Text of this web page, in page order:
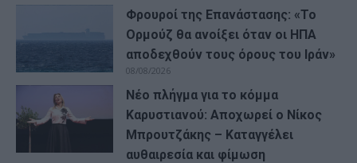
Φρουροί της Επανάστασης: «Το
Ορμούζ θα ανοίξει όταν οι ΗΠΑ
αποδεχθούν τους όρους του Ιράν»
08/08/2026
Νέο πλήγμα για το κόμμα
Καρυστιανού: Αποχωρεί ο Νίκος
Μπρουτζάκης – Καταγγέλει
αυθαιρεσία και φίμωση